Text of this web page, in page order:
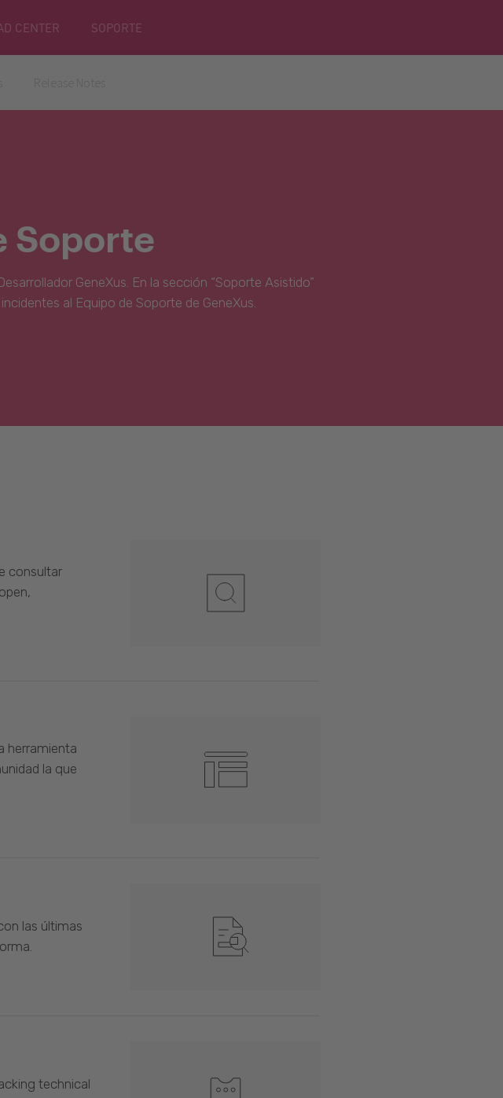
CENTER SOPORTE
Soporte
GeneXus. En la sección “Soporte Asistido”
al Equipo de Soporte de GeneXus.
herramienta
la que
consultar
las últimas
technical